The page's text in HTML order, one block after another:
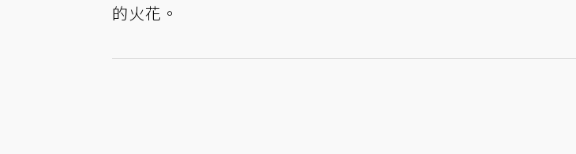
的火花。